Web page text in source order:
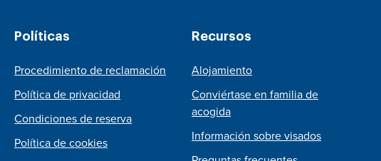
Políticas
Procedimiento de reclamación
Política de privacidad
Condiciones de reserva
Política de cookies
Recursos
Alojamiento
Conviértase en familia de
acogida
Información sobre visados